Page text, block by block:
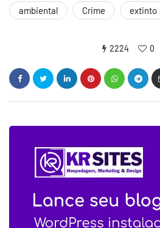
ambiental Crime extinto
2224 0